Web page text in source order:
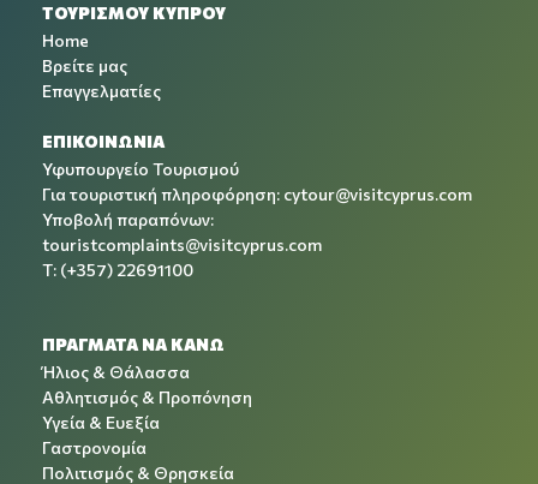
ΤΟΥΡΙΣΜΟΥ ΚΥΠΡΟΥ
Home
Βρείτε μας
Επαγγελματίες
ΕΠΙΚΟΙΝΩΝΙΑ
Υφυπουργείο Τουρισμού
Για τουριστική πληροφόρηση: cytour@visitcyprus.com
Υποβολή παραπόνων:
touristcomplaints@visitcyprus.com
T: (+357) 22691100
ΠΡΑΓΜΑΤΑ ΝΑ ΚΑΝΩ
Ήλιος & Θάλασσα
Αθλητισμός & Προπόνηση
Υγεία & Ευεξία
Γαστρονομία
Πολιτισμός & Θρησκεία